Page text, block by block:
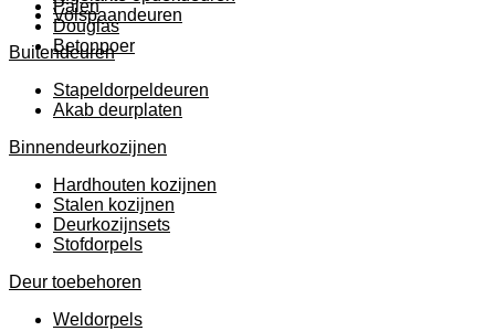
Palen
Douglas
Betonpoer
Volspaandeuren
Buitendeuren
Stapeldorpeldeuren
Akab deurplaten
Binnendeurkozijnen
Hardhouten kozijnen
Stalen kozijnen
Deurkozijnsets
Stofdorpels
Deur toebehoren
Weldorpels